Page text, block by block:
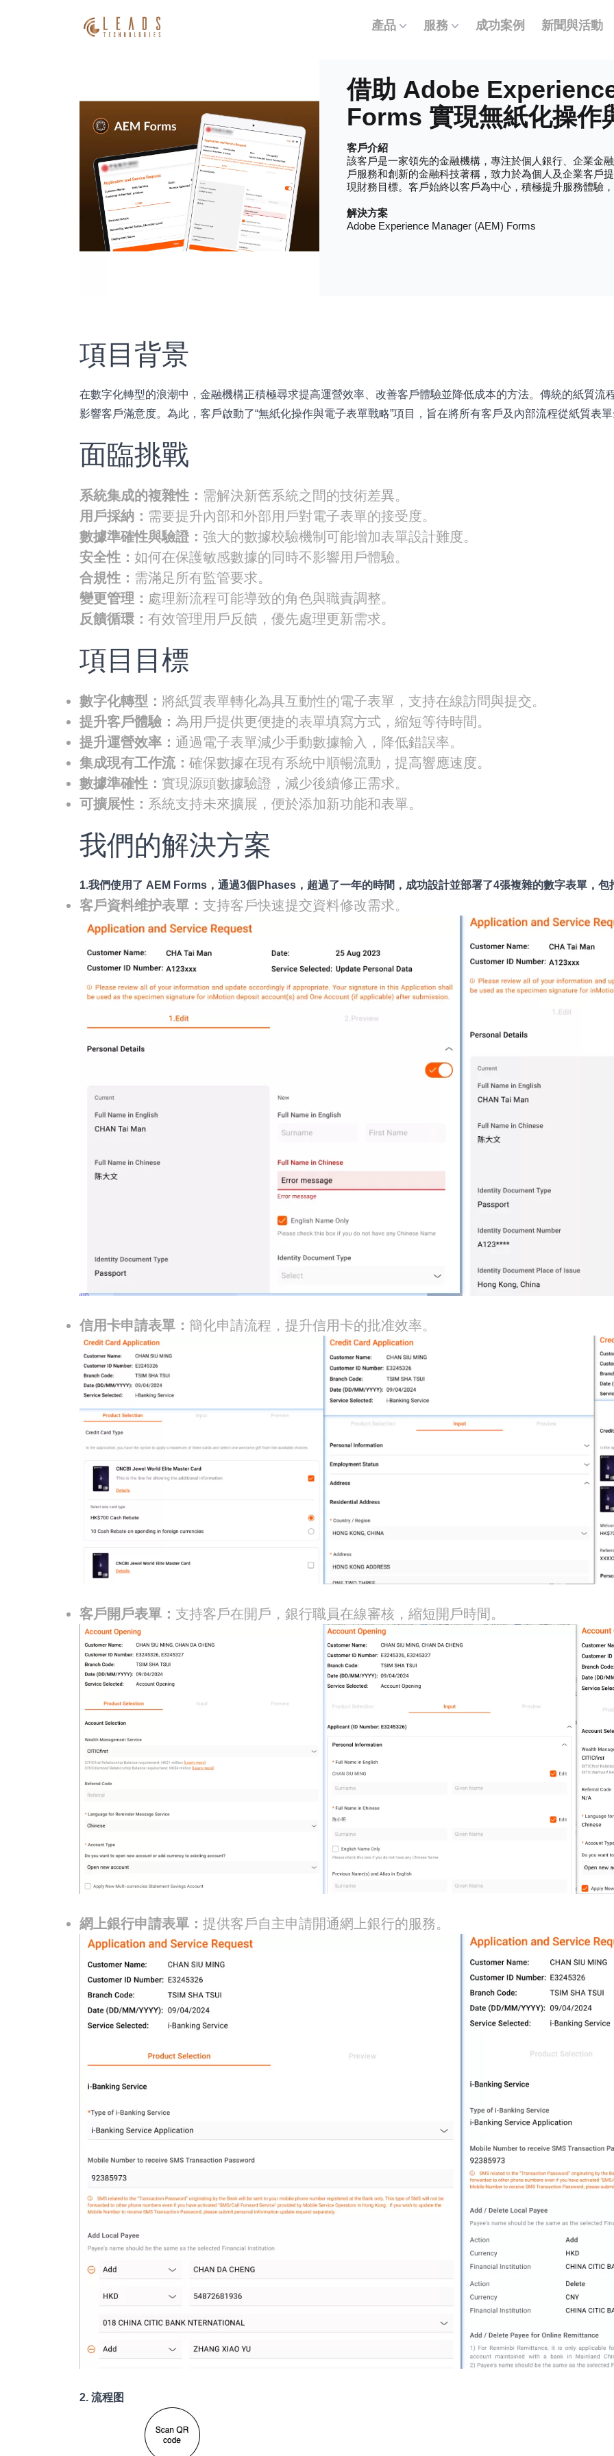
產品 服務 成功案例 新聞與活動
借助 Adobe
Forms 實現無紙化操作
客戶介紹
該客戶是一家領先的金融機構，專注於個人銀行、企業金
戶服務和創新的金融科技著稱，致力於為個人及企業客戶
現財務目標。客戶始終以客戶為中心，積極提升服務體驗
解決方案
Adobe Experience Manager (AEM) Forms
項目背景
在數字化轉型的浪潮中，金融機構正積極尋求提高運營效率、改善客戶體驗並降低成本的方法。傳統的紙質流
影響客戶滿意度。為此，客戶啟動了“無紙化操作與電子表單戰略”項目，旨在將所有客戶及內部流程從紙質表
面臨挑戰
系統集成的複雜性： 需解決新舊系統之間的技術差異。
用戶採納： 需要提升內部和外部用戶對電子表單的接受度。
數據準確性與驗證： 強大的數據校驗機制可能增加表單設計難度。
安全性： 如何在保護敏感數據的同時不影響用戶體驗。
合規性： 需滿足所有監管要求。
變更管理： 處理新流程可能導致的角色與職責調整。
反饋循環： 有效管理用戶反饋，優先處理更新需求。
項目目標
數字化轉型： 將紙質表單轉化為具互動性的電子表單，支持在線訪問與提交。
提升客戶體驗： 為用戶提供更便捷的表單填寫方式，縮短等待時間。
提升運營效率： 通過電子表單減少手動數據輸入，降低錯誤率。
集成現有工作流： 確保數據在現有系統中順暢流動，提高響應速度。
數據準確性： 實現源頭數據驗證，減少後續修正需求。
可擴展性： 系統支持未來擴展，便於添加新功能和表單。
我們的解決方案
1.我們使用了 AEM Forms，通過3個Phases，超過了一年的時間，成功設計並部署了4張複雜的數字表單，包
客戶資料维护表單： 支持客戶快速提交資料修改需求。
信用卡申請表單： 簡化申請流程，提升信用卡的批准效率。
客戶開戶表單： 支持客戶在開戶，銀行職員在線審核，縮短開戶時間。
網上銀行申請表單： 提供客戶自主申請開通網上銀行的服務。
2. 流程图